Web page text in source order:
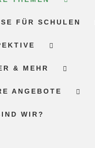
FÜR SCHULEN
& MEHR
ANGEBOTE
WIR?